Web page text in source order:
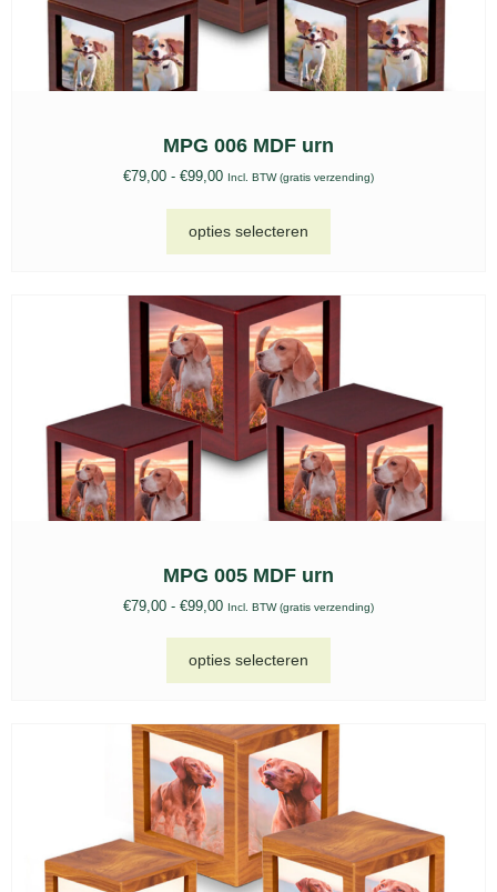
MPG 006 MDF urn
€79,00 - €99,00 Incl. BTW (gratis verzending)
opties selecteren
MPG 005 MDF urn
€79,00 - €99,00 Incl. BTW (gratis verzending)
opties selecteren